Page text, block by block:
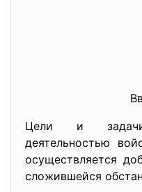
Цели и
деятельностью
осуществляется
сложившейся